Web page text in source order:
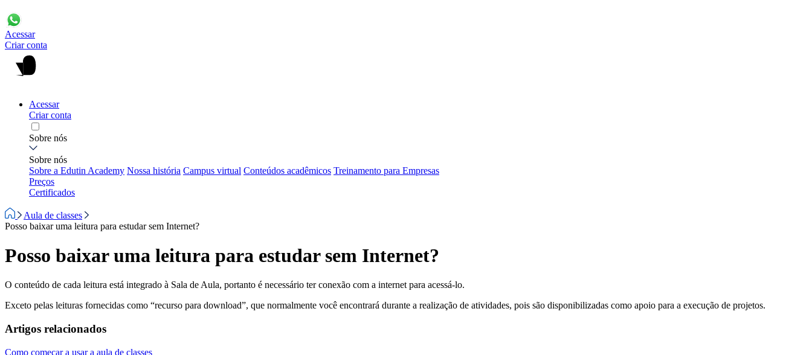
Acessar
Criar conta
Acessar
Criar conta
Sobre nós
Sobre nós
Sobre a Edutin Academy Nossa história Campus virtual Conteúdos acadêmicos Treinamento para Empresas
Preços
Certificados
Aula de classes
Posso baixar uma leitura para estudar sem Internet?
Posso baixar uma leitura para estudar sem Internet?
O conteúdo de cada leitura está integrado à Sala de Aula, portanto é necessário ter conexão com a internet para acessá-lo.
Exceto pelas leituras fornecidas como “recurso para download”, que normalmente você encontrará durante a realização de atividades, pois são disponibilizadas como apoio para a execução de projetos.
Artigos relacionados
Como começar a usar a aula de classes